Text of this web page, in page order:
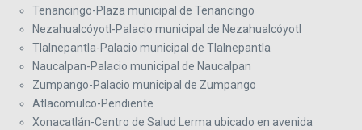
Tenancingo-Plaza municipal de Tenancingo
Nezahualcóyotl-Palacio municipal de Nezahualcóyotl
Tlalnepantla-Palacio municipal de Tlalnepantla
Naucalpan-Palacio municipal de Naucalpan
Zumpango-Palacio municipal de Zumpango
Atlacomulco-Pendiente
Xonacatlán-Centro de Salud Lerma ubicado en avenida